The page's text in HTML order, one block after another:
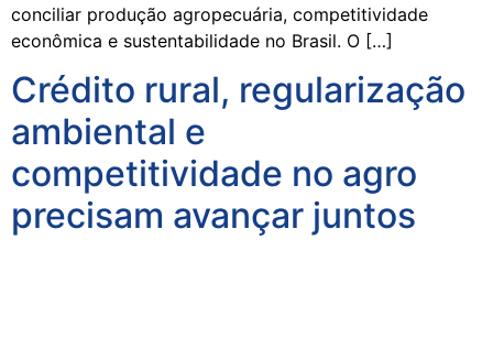
conciliar produção agropecuária, competitividade
econômica e sustentabilidade no Brasil. O […]
Crédito rural, regularização
ambiental e
competitividade no agro
precisam avançar juntos